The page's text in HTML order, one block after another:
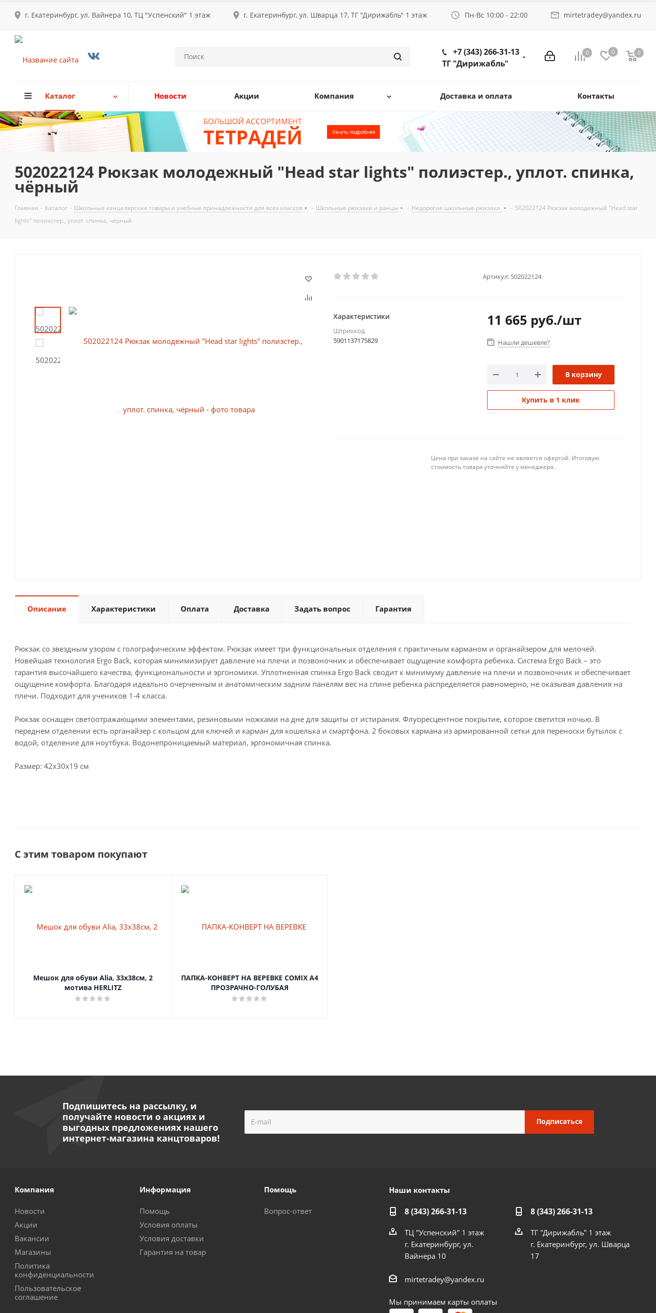
г. Екатеринбург, ул. Вайнера 10, ТЦ "Успенский" 1 этаж г. Екатеринбург, ул. Шварца 17, ТГ "Дирижабль" 1 этаж Пн-Вс 10:00 - 22:00 mirtetradey@yandex.ru
0 0 0
+7 (343) 266-31-13
ТГ "Дирижабль"
Каталог Новости Акции Компания Доставка и оплата Контакты
502022124 Рюкзак молодежный "Head star lights" полиэстер., уплот. спинка,
чёрный
Главная - Каталог - Школьные канцелярские товары и учебные принадлежности для всех классов - Школьные рюкзаки и ранцы - Недорогие школьные рюкзаки - 502022124 Рюкзак молодежный "Head star
lights" полиэстер., уплот. спинка, чёрный
Артикул: 502022124
Характеристики
Штрихкод
5901137175829
11 665 руб./шт
Нашли дешевле?
В корзину
Купить в 1 клик
Цена при заказе на сайте не является офертой. Итоговую
стоимость товара уточняйте у менеджера.
Описание Характеристики Оплата Доставка Задать вопрос Гарантия
Рюкзак со звездным узором с голографическим эффектом. Рюкзак имеет три функциональных отделения с практичным карманом и органайзером для мелочей.
Новейшая технология Ergo Back, которая минимизирует давление на плечи и позвоночник и обеспечивает ощущение комфорта ребенка. Система Ergo Back – это
гарантия высочайшего качества, функциональности и эргономики. Уплотненная спинка Ergo Back сводит к минимуму давление на плечи и позвоночник и обеспечивает
ощущение комфорта. Благодаря идеально очерченным и анатомическим задним панелям вес на спине ребенка распределяется равномерно, не оказывая давления на
плечи. Подходит для учеников 1-4 класса.
Рюкзак оснащен светоотражающими элементами, резиновыми ножками на дне для защиты от истирания. Флуоресцентное покрытие, которое светится ночью. В
переднем отделении есть органайзер с кольцом для ключей и карман для кошелька и смартфона. 2 боковых кармана из армированной сетки для переноски бутылок с
водой, отделение для ноутбука. Водонепроницаемый материал, эргономичная спинка.
Размер: 42х30х19 см
С этим товаром покупают
Мешок для обуви Alia, 33х38см, 2
мотива HERLITZ
ПАПКА-КОНВЕРТ НА ВЕРЕВКЕ COMIX A4
ПРОЗРАЧНО-ГОЛУБАЯ
Подпишитесь на рассылку, и
получайте новости о акциях и
выгодных предложениях нашего
интернет-магазина канцтоваров!
Компания
Новости
Акции
Вакансии
Магазины
Политика
конфиденциальности
Пользовательское
соглашение
Информация
Помощь
Условия оплаты
Условия доставки
Гарантия на товар
Помощь
Вопрос-ответ
Наши контакты
8 (343) 266-31-13
ТЦ "Успенский" 1 этаж
г. Екатеринбург, ул.
Вайнера 10
8 (343) 266-31-13
ТГ "Дирижабль" 1 этаж
г. Екатеринбург, ул. Шварца
17
mirtetradey@yandex.ru
Мы принимаем карты оплаты